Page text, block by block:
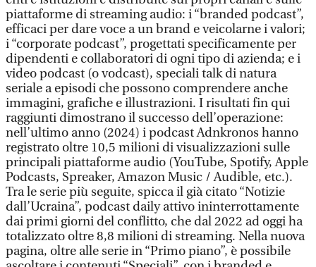
piattaforme di streaming audio: i “branded podcast”,
efficaci per dare voce a un brand e veicolarne i valori;
i “corporate podcast”, progettati specificamente per
dipendenti e collaboratori di ogni tipo di azienda; e i
video podcast (o vodcast), speciali talk di natura
seriale a episodi che possono comprendere anche
immagini, grafiche e illustrazioni. I risultati fin qui
raggiunti dimostrano il successo dell’operazione:
nell’ultimo anno (2024) i podcast Adnkronos hanno
registrato oltre 10,5 milioni di visualizzazioni sulle
principali piattaforme audio (YouTube, Spotify, Apple
Podcasts, Spreaker, Amazon Music / Audible, etc.).
Tra le serie più seguite, spicca il già citato “Notizie
dall’Ucraina”, podcast daily attivo ininterrottamente
dai primi giorni del conflitto, che dal 2022 ad oggi ha
totalizzato oltre 8,8 milioni di streaming. Nella nuova
pagina, oltre alle serie in “Primo piano”, è possibile